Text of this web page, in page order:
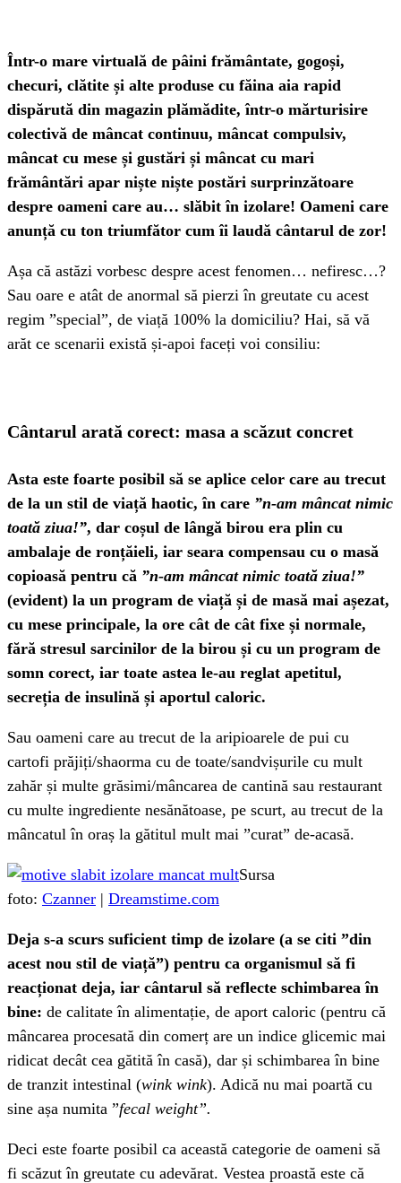
Într-o mare virtuală de pâini frământate, gogoși,
checuri, clătite și alte produse cu făina aia rapid
dispărută din magazin plămădite, într-o mărturisire
colectivă de mâncat continuu, mâncat compulsiv,
mâncat cu mese și gustări și mâncat cu mari
frământări apar niște niște postări surprinzătoare
despre oameni care au… slăbit în izolare! Oameni care
anunță cu ton triumfător cum îi laudă cântarul de zor!
Așa că astăzi vorbesc despre acest fenomen… nefiresc…?
Sau oare e atât de anormal să pierzi în greutate cu acest
regim ”special”, de viață 100% la domiciliu? Hai, să vă
arăt ce scenarii există și-apoi faceți voi consiliu:
Cântarul arată corect: masa a scăzut concret
Asta este foarte posibil să se aplice celor care au trecut
de la un stil de viață haotic, în care ”n-am mâncat nimic
toată ziua!”, dar coșul de lângă birou era plin cu
ambalaje de ronțăieli, iar seara compensau cu o masă
copioasă pentru că ”n-am mâncat nimic toată ziua!”
(evident) la un program de viață și de masă mai așezat,
cu mese principale, la ore cât de cât fixe și normale,
fără stresul sarcinilor de la birou și cu un program de
somn corect, iar toate astea le-au reglat apetitul,
secreția de insulină și aportul caloric.
Sau oameni care au trecut de la aripioarele de pui cu
cartofi prăjiți/shaorma cu de toate/sandvișurile cu mult
zahăr și multe grăsimi/mâncarea de cantină sau restaurant
cu multe ingrediente nesănătoase, pe scurt, au trecut de la
mâncatul în oraș la gătitul mult mai ”curat” de-acasă.
Sursa
foto: Czanner | Dreamstime.com
Deja s-a scurs suficient timp de izolare (a se citi ”din
acest nou stil de viață”) pentru ca organismul să fi
reacționat deja, iar cântarul să reflecte schimbarea în
bine: de calitate în alimentație, de aport caloric (pentru că
mâncarea procesată din comerț are un indice glicemic mai
ridicat decât cea gătită în casă), dar și schimbarea în bine
de tranzit intestinal (wink wink). Adică nu mai poartă cu
sine așa numita ”fecal weight”.
Deci este foarte posibil ca această categorie de oameni să
fi scăzut în greutate cu adevărat. Vestea proastă este că